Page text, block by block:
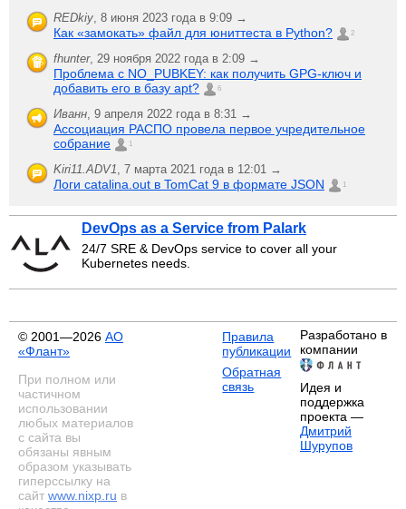
REDkiy 8 июня 2023 года в 9:09 →
Как «замокать» файл для юниттеста в Python? 2
fhunter, 29 ноября 2022 года в 2:09 →
Проблема с NO_PUBKEY: как получить GPG-ключ и
добавить его в базу apt?
6
Иванн 9 апреля 2022 года в 8:31 →
Ассоциация РАСПО провела первое учредительное
собрание
1
Kiri11.ADV1 7 марта 2021 года в 12:01 →
Логи catalina.out в TomCat 9 в формате JSON 1
DevOps as a Service from Palark
24/7 SRE & DevOps service to cover all your
Kubernetes needs.
© 2001—2026 АО
«Флант»
При полном или
частичном
использовании
любых материалов
с сайта вы
обязаны явным
образом указывать
гиперссылку на
сайт www.nixp.ru в
Правила
публикации
Обратная
связь
Разработано в
компании
Идея и
поддержка
проекта —
Дмитрий
Шурупов